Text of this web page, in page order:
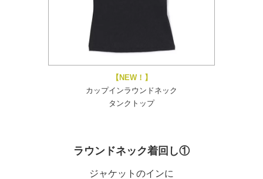
【NEW！】
カップインラウンドネック
タンクトップ
ラウンドネック着回し①
ジャケットのインに